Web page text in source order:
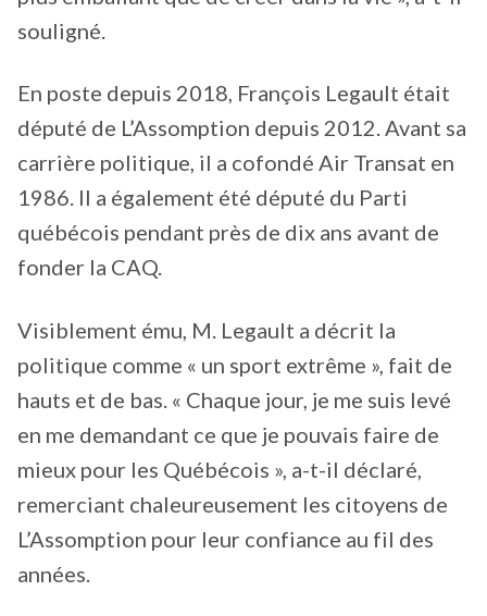
souligné.
En poste depuis 2018, François Legault était
député de L’Assomption depuis 2012. Avant sa
carrière politique, il a cofondé Air Transat en
1986. Il a également été député du Parti
québécois pendant près de dix ans avant de
fonder la CAQ.
Visiblement ému, M. Legault a décrit la
politique comme « un sport extrême », fait de
hauts et de bas. « Chaque jour, je me suis levé
en me demandant ce que je pouvais faire de
mieux pour les Québécois », a-t-il déclaré,
remerciant chaleureusement les citoyens de
L’Assomption pour leur confiance au fil des
années.